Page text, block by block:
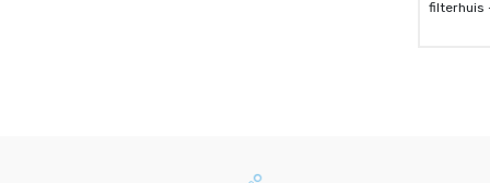
filterhuis